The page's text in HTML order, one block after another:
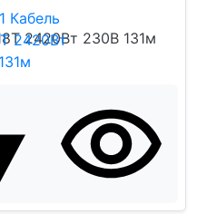
2420Вт 230В 131м